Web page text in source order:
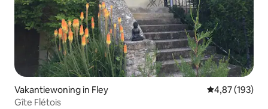
Vakantiewoning in Fley Gemiddelde
4,87 (193)
Gîte Flétois